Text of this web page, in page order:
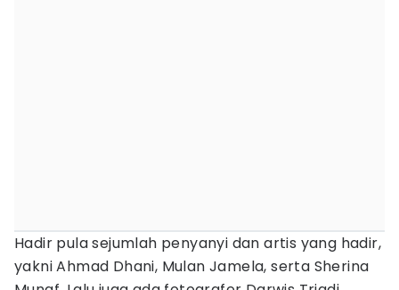
Hadir pula sejumlah penyanyi dan artis yang hadir,
yakni Ahmad Dhani, Mulan Jamela, serta Sherina